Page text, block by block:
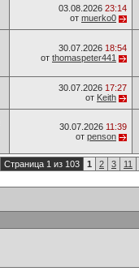
03.08.2026 23:14
от muerko0
30.07.2026 18:54
от thomaspeter441
30.07.2026 17:27
от Keith
30.07.2026 11:39
от penson
Страница 1 из 103 1 2 3 11